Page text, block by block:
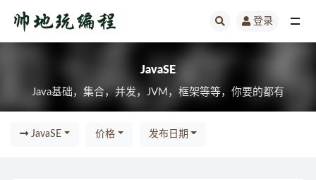
登录
JavaSE
Java基础，集合，并发，JVM，框架等等，你要的都有
JavaSE 价格 发布日期